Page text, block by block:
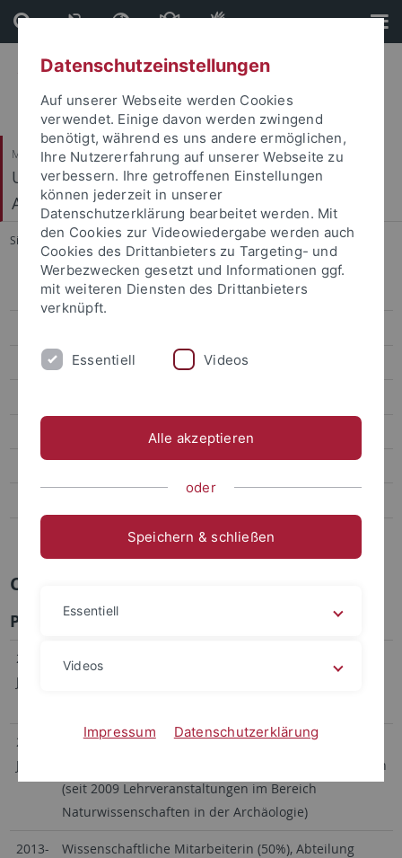
Direkt
zum
Inhalt
Direkt
zur
Fußleiste
Mathematisch-Naturwissenschaftliche Fakultät
Urgeschichte und Naturwissenschaftliche
Archäologie
Sie sind hier: Startseite ... Curriculum Vitae
Mitarbeiter
Teaching
Curriculum Vitae
Professional experience
2017-
Jetzt
Leiterin des Labors für Archäobotanik, Landesamt für
2012-
Jetzt
Privatdozentin, Mathematisch-
Naturwissenschaftliche Fakultät, Universität Tübingen
(seit 2009 Lehrveranstaltungen im Bereich
Naturwissenschaften in der Archäologie)
2013-
Wissenschaftliche Mitarbeiterin (50%), Abteilung
Datenschutzeinstellungen
Auf unserer Webseite werden Cookies
verwendet. Einige davon werden zwingend
benötigt, während es uns andere ermöglichen,
Ihre Nutzererfahrung auf unserer Webseite zu
verbessern. Ihre getroffenen Einstellungen
können jederzeit in unserer
Datenschutzerklärung bearbeitet werden. Mit
den Cookies zur Videowiedergabe werden auch
Cookies des Drittanbieters zu Targeting- und
Werbezwecken gesetzt und Informationen ggf.
mit weiteren Diensten des Drittanbieters
verknüpft.
Essentiell Videos
Alle akzeptieren
oder
Speichern & schließen
Essentiell
Videos
Impressum Datenschutzerklärung